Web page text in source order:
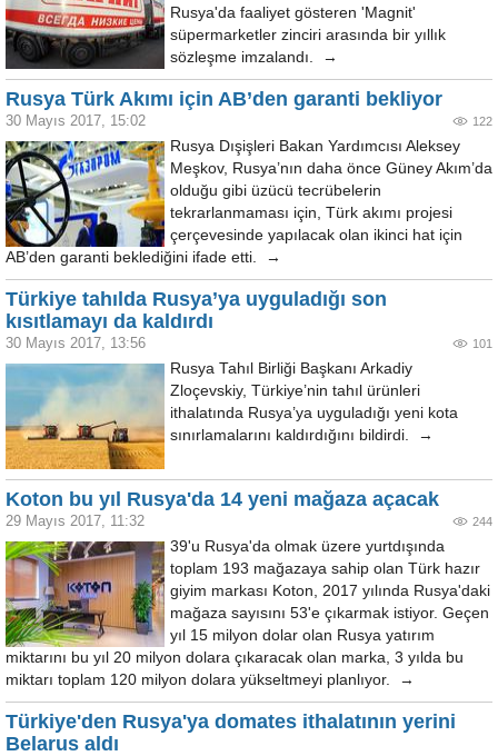
Rusya'da faaliyet gösteren 'Magnit'
süpermarketler zinciri arasında bir yıllık
sözleşme imzalandı. →
Rusya Türk Akımı için AB’den garanti bekliyor
30 Mayıs 2017, 15:02 122
Rusya Dışişleri Bakan Yardımcısı Aleksey
Meşkov, Rusya’nın daha önce Güney Akım’da
olduğu gibi üzücü tecrübelerin
tekrarlanmaması için, Türk akımı projesi
çerçevesinde yapılacak olan ikinci hat için
AB’den garanti beklediğini ifade etti. →
Türkiye tahılda Rusya’ya uyguladığı son
kısıtlamayı da kaldırdı
30 Mayıs 2017, 13:56 101
Rusya Tahıl Birliği Başkanı Arkadiy
Zloçevskiy, Türkiye’nin tahıl ürünleri
ithalatında Rusya’ya uyguladığı yeni kota
sınırlamalarını kaldırdığını bildirdi. →
Koton bu yıl Rusya'da 14 yeni mağaza açacak
29 Mayıs 2017, 11:32 244
39'u Rusya'da olmak üzere yurtdışında
toplam 193 mağazaya sahip olan Türk hazır
giyim markası Koton, 2017 yılında Rusya'daki
mağaza sayısını 53'e çıkarmak istiyor. Geçen
yıl 15 milyon dolar olan Rusya yatırım
miktarını bu yıl 20 milyon dolara çıkaracak olan marka, 3 yılda bu
miktarı toplam 120 milyon dolara yükseltmeyi planlıyor. →
Türkiye'den Rusya'ya domates ithalatının yerini
Belarus aldı